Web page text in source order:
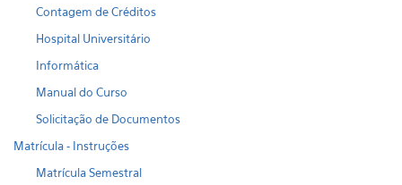
Contagem de Créditos
Hospital Universitário
Informática
Manual do Curso
Solicitação de Documentos
Matrícula - Instruções
Matrícula Semestral